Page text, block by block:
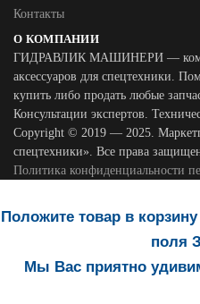
Контакты
О КОМПАНИИ
ГИДРАВЛИК МАШИНЕРИ —
аксессуаров для спецтехники.
купить либо продать любые
Консультации экспертов.
Copyright © 2019 — 2025.
спецтехники». Все права
Политика конфиденциальности
Положите товар в
поля
Мы Вас приятно